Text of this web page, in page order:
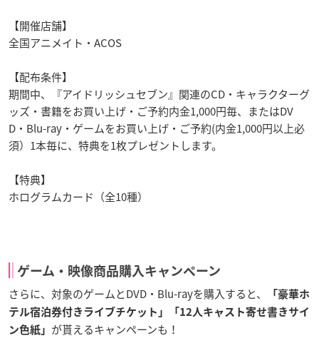
【開催店舗】
全国アニメイト・ACOS
【配布条件】
期間中、『アイドリッシュセブン』関連のCD・キャラクターグ
ッズ・書籍をお買い上げ・ご予約内金1,000円毎、またはDV
D・Blu-ray・ゲームをお買い上げ・ご予約(内金1,000円以上必
須）1本毎に、特典を1枚プレゼントします。
【特典】
ホログラムカード（全10種）
ゲーム・映像商品購入キャンペーン
さらに、対象のゲームとDVD・Blu-rayを購入すると、
「豪華ホ
テル宿泊券付きライブチケット」
「12人キャスト寄せ書きサイ
ン色紙」 が貰えるキャンペーンも！